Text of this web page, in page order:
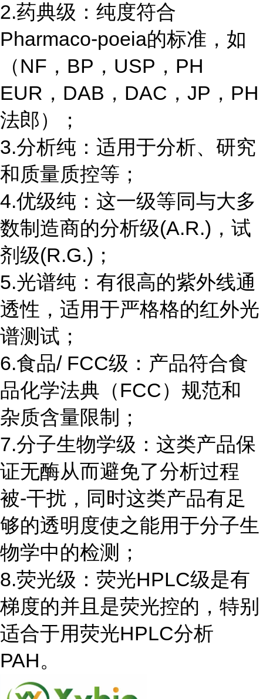
2.药典级：纯度符合
Pharmaco-poeia的标准，如
（NF，BP，USP，PH
EUR，DAB，DAC，JP，PH
法郎）；
3.分析纯：适用于分析、研究
和质量质控等；
4.优级纯：这一级等同与大多
数制造商的分析级(A.R.)，试
剂级(R.G.)；
5.光谱纯：有很高的紫外线通
透性，适用于严格格的红外光
谱测试；
6.食品/ FCC级：产品符合食
品化学法典（FCC）规范和
杂质含量限制；
7.分子生物学级：这类产品保
证无酶从而避免了分析过程
被-干扰，同时这类产品有足
够的透明度使之能用于分子生
物学中的检测；
8.荧光级：荧光HPLC级是有
梯度的并且是荧光控的，特别
适合于用荧光HPLC分析
PAH。